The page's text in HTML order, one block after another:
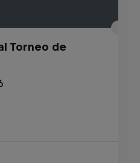
Torneo de